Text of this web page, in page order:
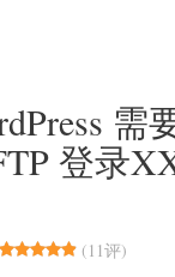
需
登录
(11评)